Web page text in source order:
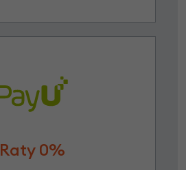
Raty 0%